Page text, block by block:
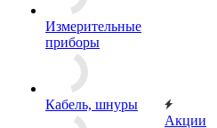
Измерительные
приборы
Кабель, шнуры
Акции